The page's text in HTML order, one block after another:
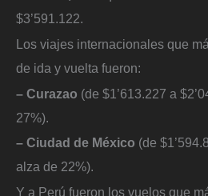
$3’591.122.
Los viajes internacionales que
de ida y vuelta fueron:
– Curazao (de $1’613.227 a
27%).
– Ciudad de México (de
alza de 22%).
Y a Perú fueron los vuelos que